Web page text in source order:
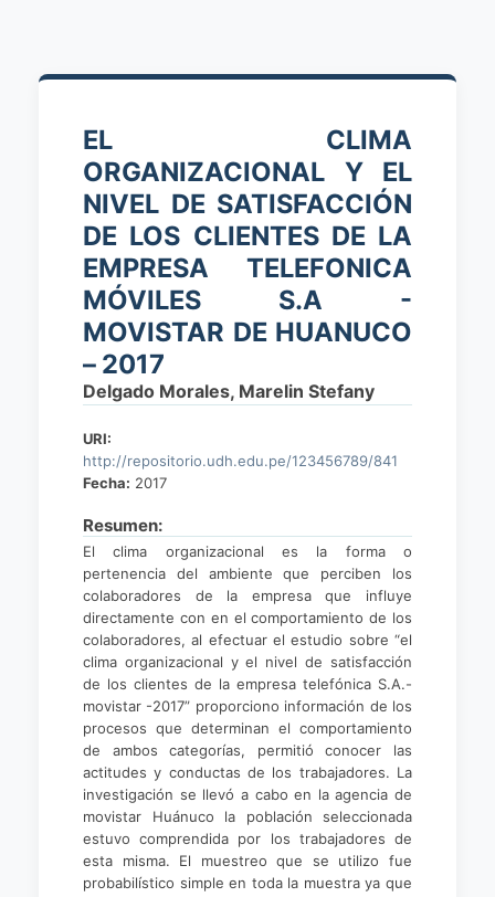
EL CLIMA
ORGANIZACIONAL Y EL
NIVEL DE SATISFACCIÓN
DE LOS CLIENTES DE LA
EMPRESA TELEFONICA
MÓVILES S.A -
MOVISTAR DE HUANUCO
– 2017
Delgado Morales, Marelin Stefany
URI:
http://repositorio.udh.edu.pe/123456789/841
Fecha: 2017
Resumen:
El clima organizacional es la forma o
pertenencia del ambiente que perciben los
colaboradores de la empresa que influye
directamente con en el comportamiento de los
colaboradores, al efectuar el estudio sobre “el
clima organizacional y el nivel de satisfacción
de los clientes de la empresa telefónica S.A.-
movistar -2017” proporciono información de los
procesos que determinan el comportamiento
de ambos categorías, permitió conocer las
actitudes y conductas de los trabajadores. La
investigación se llevó a cabo en la agencia de
movistar Huánuco la población seleccionada
estuvo comprendida por los trabajadores de
esta misma. El muestreo que se utilizo fue
probabilístico simple en toda la muestra ya que